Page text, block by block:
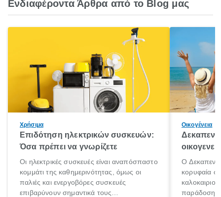
Ενδιαφέροντα Άρθρα από το Blog μας
Χρήσιμα
Επιδότηση ηλεκτρικών συσκευών:
Όσα πρέπει να γνωρίζετε
Οι ηλεκτρικές συσκευές είναι αναπόσπαστο
κομμάτι της καθημερινότητας, όμως οι
παλιές και ενεργοβόρες συσκευές
επιβαρύνουν σημαντικά τους
Οικογένεια
Ο
κορυφαία
παράδοση με